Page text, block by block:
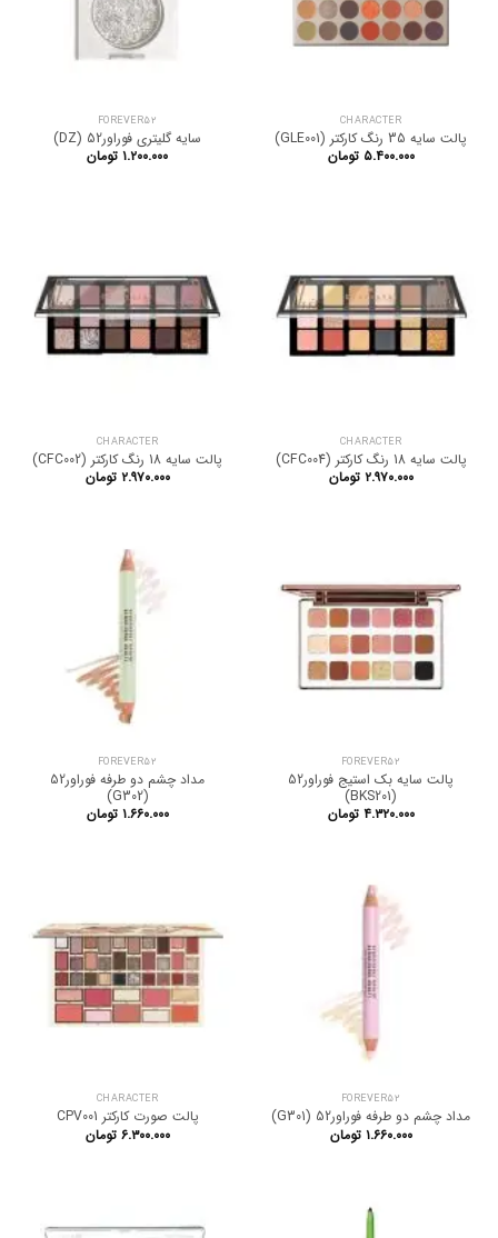
CHARACTER
پالت سایه 35 رنگ کارکتر (GLE001)
۵.۴۰۰.۰۰۰ تومان
FOREVER52
سایه گلیتری فوراور52 (DZ)
۱.۲۰۰.۰۰۰ تومان
CHARACTER
پالت سایه 18 رنگ کارکتر (CFC004)
۲.۹۷۰.۰۰۰ تومان
CHARACTER
پالت سایه 18 رنگ کارکتر (CFC002)
۲.۹۷۰.۰۰۰ تومان
FOREVER52
پالت سایه بک استیج فوراور52
(BKS201)
۴.۳۲۰.۰۰۰ تومان
FOREVER52
مداد چشم دو طرفه فوراور52
(G302)
۱.۶۶۰.۰۰۰ تومان
FOREVER52
مداد چشم دو طرفه فوراور52 (G301)
۱.۶۶۰.۰۰۰ تومان
CHARACTER
پالت صورت کارکتر CPV001
۶.۳۰۰.۰۰۰ تومان